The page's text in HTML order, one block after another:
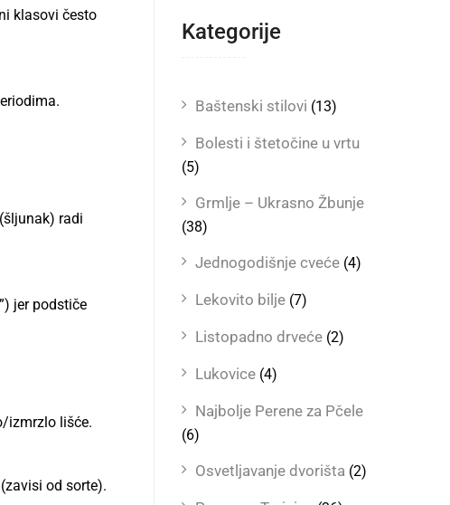
klasovi često
radi
jer podstiče
izmrzlo lišće.
(zavisi od sorte).
Kategorije
Baštenski stilovi (13)
Bolesti i štetočine u vrtu
(5)
Grmlje – Ukrasno Žbunje
(38)
Jednogodišnje cveće (4)
Lekovito bilje (7)
Listopadno drveće (2)
Lukovice (4)
Najbolje Perene za Pčele
(6)
Osvetljavanje dvorišta (2)